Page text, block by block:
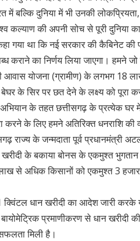
बल्कि दुनिया में भी उनकी
कल्याण की अपनी सोच से पूरी दुनिया
गया था कि नई सरकार की कैबिनेट
कराने का निर्णय लिया जाएगा। हमने
आवास योजना (ग्रामीण) के लगभग 18
के सिर पर छत देने के लक्ष्य को पूरा
के तहत छत्तीसगढ़ के प्रत्येक घर
करने के लिए हमने अतिरिक्त धनराशि की
राज्य के जन्मदाता पूर्व प्रधानमंत्री
के बकाया बोनस के एकमुश्त भुगतान
से अधिक किसानों को एकमुश्त 3
धान खरीदी का आदेश जारी करके
प्रमाणीकरण से धान खरीदी
मिली है।